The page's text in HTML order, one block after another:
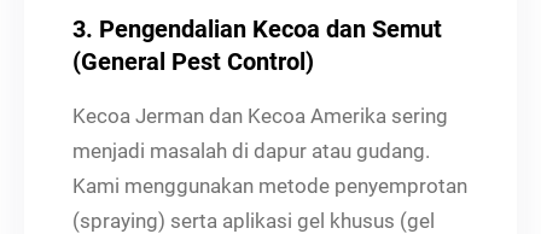
3. Pengendalian Kecoa dan Semut
(General Pest Control)
Kecoa Jerman dan Kecoa Amerika sering
menjadi masalah di dapur atau gudang.
Kami menggunakan metode penyemprotan
(spraying) serta aplikasi gel khusus (gel